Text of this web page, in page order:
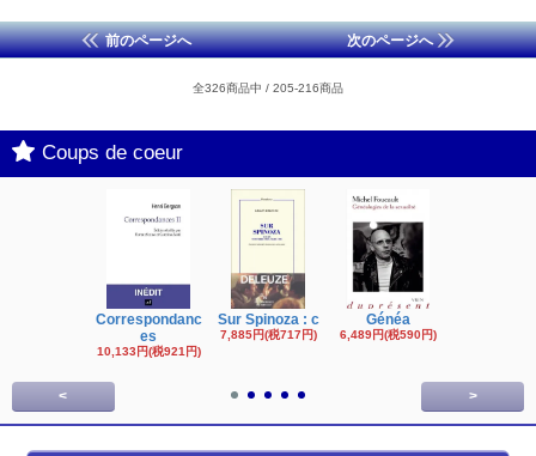
前のページへ 次のページへ
全326商品中 / 205-216商品
Coups de coeur
Correspondanc
es
10,133円(税921円)
Sur Spinoza : c
7,885円(税717円)
Généa
6,489円(税590円)
< >